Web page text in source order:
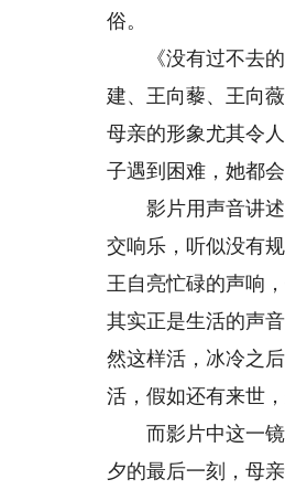
俗。
《没有过不去的
建、王向藜、王向
母亲的形象尤其令
子遇到困难，她都
影片用声音讲述
交响乐，听似没有
王自亮忙碌的声响
其实正是生活的声
然这样活，冰冷之
活，假如还有来世
而影片中这一镜
夕的最后一刻，母